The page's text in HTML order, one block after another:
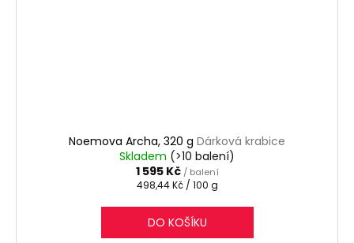
Noemova Archa, 320 g Dárková krabice
Skladem (>10 balení)
1 595 Kč / balení
Měrná
498,44 Kč / 100 g
DO KOŠÍKU